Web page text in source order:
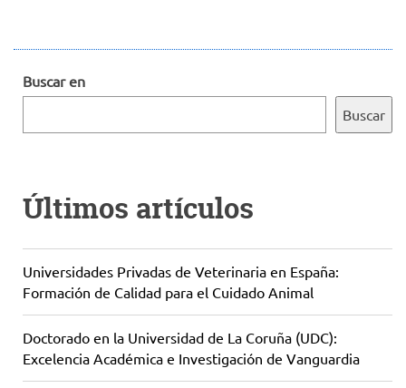
Buscar en
Buscar
Últimos artículos
Universidades Privadas de Veterinaria en España:
Formación de Calidad para el Cuidado Animal
Doctorado en la Universidad de La Coruña (UDC):
Excelencia Académica e Investigación de Vanguardia